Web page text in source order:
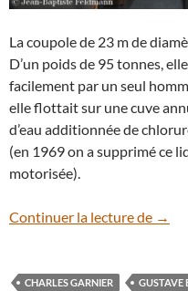
La coupole de 23 m de
D’un poids de 95 tonnes,
facilement par un seul
elle flottait sur une cuve
d’eau additionnée de
(en 1969 on a supprimé ce
motorisée).
Continuer la lecture de La
→
CHARLES GARNIER GUSTAVE